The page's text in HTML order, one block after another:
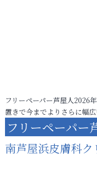
フリーペーパー芦屋人2026
置きで今までよりさらに幅
フリーペーパー
南芦屋浜皮膚科ク